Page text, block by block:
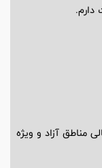
دارم.
مناطق آزاد و ویژه